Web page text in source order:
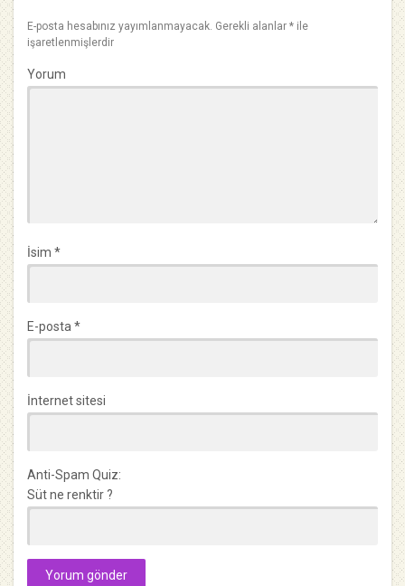
E-posta hesabınız yayımlanmayacak. Gerekli alanlar * ile
işaretlenmişlerdir
Yorum
İsim *
E-posta *
İnternet sitesi
Anti-Spam Quiz:
Süt ne renktir ?